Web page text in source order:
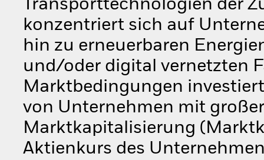
Transporttechnologien der
konzentriert sich auf
hin zu erneuerbaren
und/oder digital vernetzten
Marktbedingungen
von Unternehmen mit
Marktkapitalisierung
Aktienkurs des